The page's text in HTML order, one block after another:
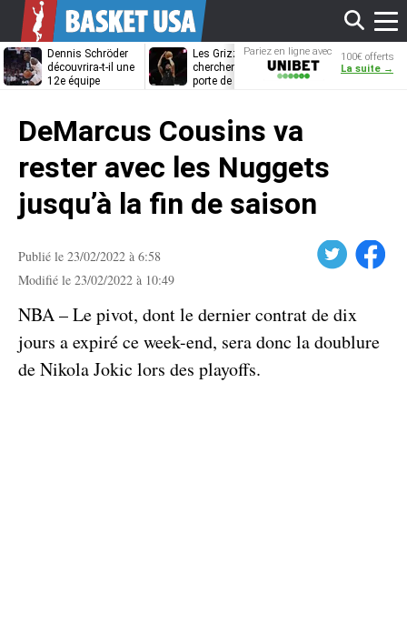
Dennis Schröder
découvrira-t-il une
12e équipe
Les Grizzlies
cherchent déjà une
porte de sortie
Dwane Casey
bientôt coach
Pariez en ligne avec
Unibet
100€ offerts
La suite →
DeMarcus Cousins va
rester avec les Nuggets
jusqu’à la fin de saison
Publié le 23/02/2022 à 6:58
Modifié le 23/02/2022 à 10:49
Facebook
NBA – Le pivot, dont le dernier contrat de dix
jours a expiré ce week-end, sera donc la doublure
de Nikola Jokic lors des playoffs.